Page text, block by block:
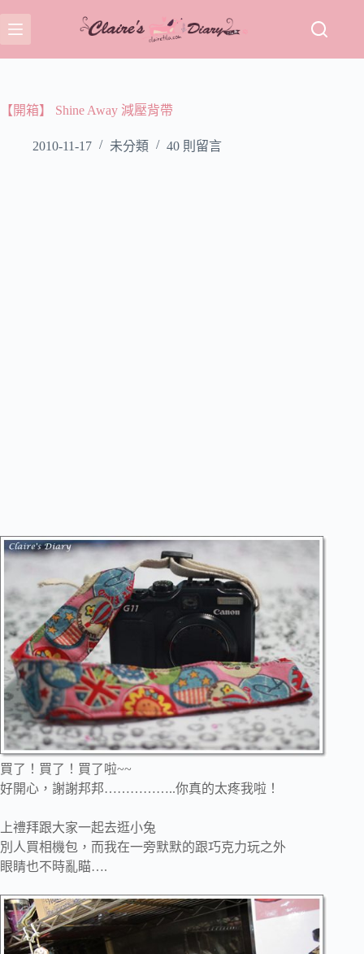
至
主
容【開箱】 Shine Away 減壓背帶
2010-11-17 未分類 40 則留言
買了！買了！買了啦~~
好開心，謝謝邦邦……………..你真的太疼我啦！
上禮拜跟大家一起去逛小兔
別人買相機包，而我在一旁默默的跟巧克力玩之外
眼睛也不時亂瞄….